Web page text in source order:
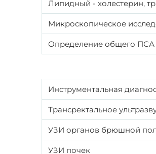
Липидный - холестерин,
Микроскопическое
Определение общего ПСА
Инструментальная
Трансректальное
УЗИ органов брюшной
УЗИ почек